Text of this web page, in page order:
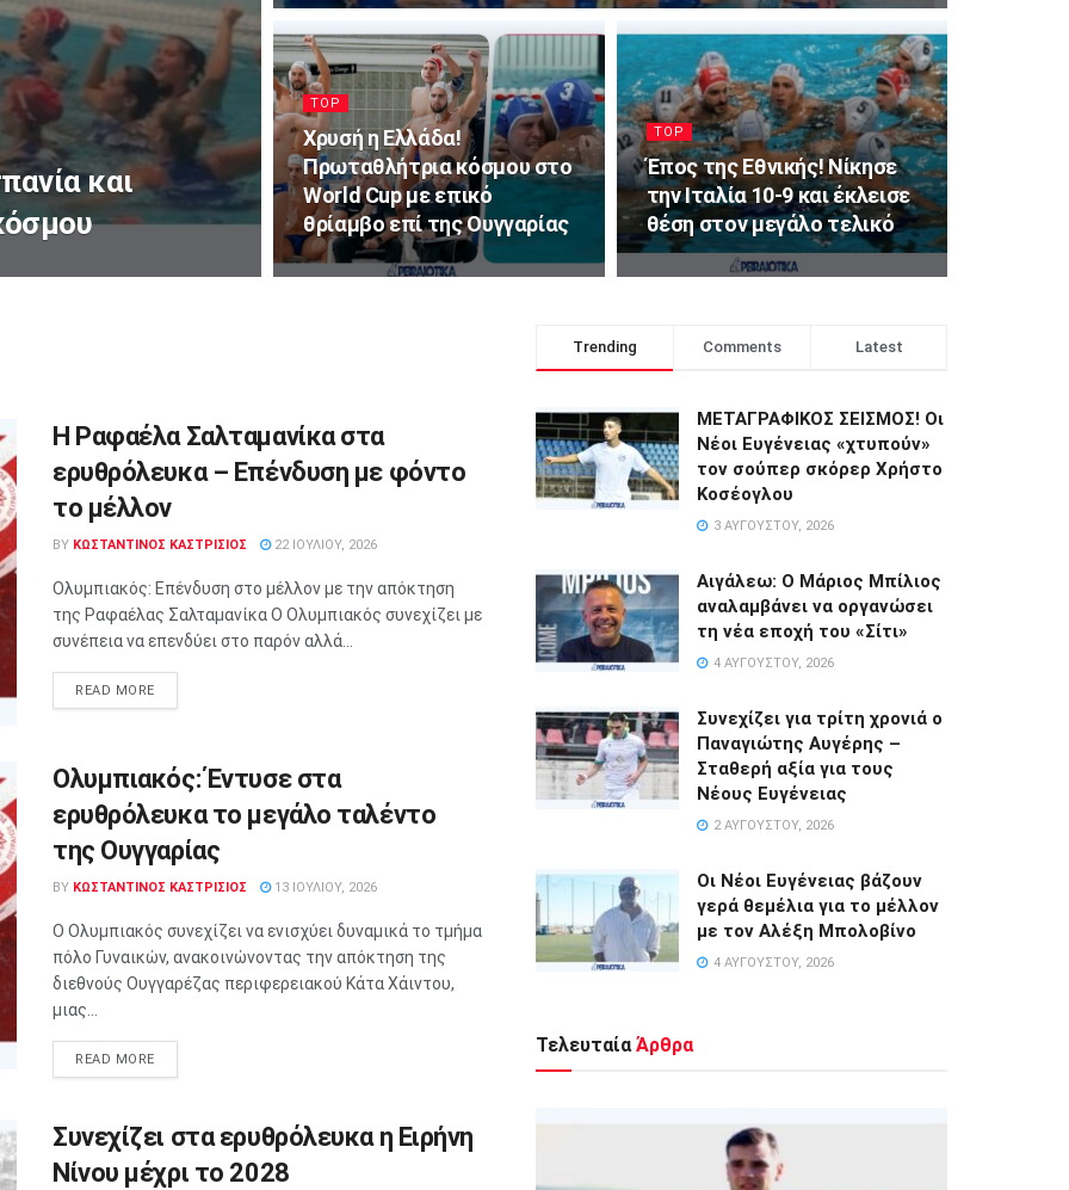
και
TOP
Χρυσή η Ελλάδα!
Πρωταθλήτρια κόσμου στο
World Cup με επικό
θρίαμβο επί της Ουγγαρίας
TOP
Έπος της Εθνικής! Νίκησε
την Ιταλία 10-9 και έκλεισε
θέση στον μεγάλο τελικό
Η Ραφαέλα Σαλταμανίκα στα
ερυθρόλευκα – Επένδυση με φόντο
το μέλλον
BY ΚΩΣΤΑΝΤΙΝΟΣ ΚΑΣΤΡΙΣΙΟΣ 22 ΙΟΥΛΊΟΥ, 2026
Ολυμπιακός: Επένδυση στο μέλλον με την απόκτηση
της Ραφαέλας Σαλταμανίκα Ο Ολυμπιακός συνεχίζει με
συνέπεια να επενδύει στο παρόν αλλά...
READ MORE
Ολυμπιακός: Έντυσε στα
ερυθρόλευκα το μεγάλο ταλέντο
της Ουγγαρίας
BY ΚΩΣΤΑΝΤΙΝΟΣ ΚΑΣΤΡΙΣΙΟΣ 13 ΙΟΥΛΊΟΥ, 2026
Ο Ολυμπιακός συνεχίζει να ενισχύει δυναμικά το τμήμα
πόλο Γυναικών, ανακοινώνοντας την απόκτηση της
διεθνούς Ουγγαρέζας περιφερειακού Κάτα Χάιντου,
μιας...
READ MORE
Συνεχίζει στα ερυθρόλευκα η Ειρήνη
Νίνου μέχρι το 2028
Trending Comments Latest
ΜΕΤΑΓΡΑΦΙΚΟΣ ΣΕΙΣΜΟΣ! Οι
Νέοι Ευγένειας «χτυπούν»
τον σούπερ σκόρερ Χρήστο
Κοσέογλου
3 ΑΥΓΟΎΣΤΟΥ, 2026
Αιγάλεω: Ο Μάριος Μπίλιος
αναλαμβάνει να οργανώσει
τη νέα εποχή του «Σίτι»
4 ΑΥΓΟΎΣΤΟΥ, 2026
Συνεχίζει για τρίτη χρονιά ο
Παναγιώτης Αυγέρης –
Σταθερή αξία για τους
Νέους Ευγένειας
2 ΑΥΓΟΎΣΤΟΥ, 2026
Οι Νέοι Ευγένειας βάζουν
γερά θεμέλια για το μέλλον
με τον Αλέξη Μπολοβίνο
4 ΑΥΓΟΎΣΤΟΥ, 2026
Τελευταία Άρθρα